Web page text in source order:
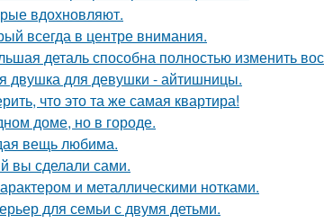
вдохновляют.
всегда в центре внимания.
деталь способна полностью изменить
двушка для девушки - айтишницы.
что это та же самая квартира!
доме, но в городе.
вещь любима.
вы сделали сами.
и металлическими нотками.
для семьи с двумя детьми.